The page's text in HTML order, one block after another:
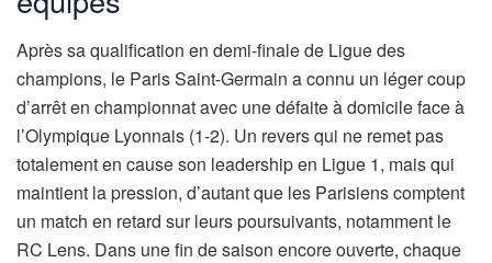
Après sa qualification en demi-finale de Ligue des
champions, le Paris Saint-Germain a connu un léger coup
d’arrêt en championnat avec une défaite à domicile face à
l’Olympique Lyonnais (1-2). Un revers qui ne remet pas
totalement en cause son leadership en Ligue 1, mais qui
maintient la pression, d’autant que les Parisiens comptent
un match en retard sur leurs poursuivants, notamment le
RC Lens. Dans une fin de saison encore ouverte, chaque